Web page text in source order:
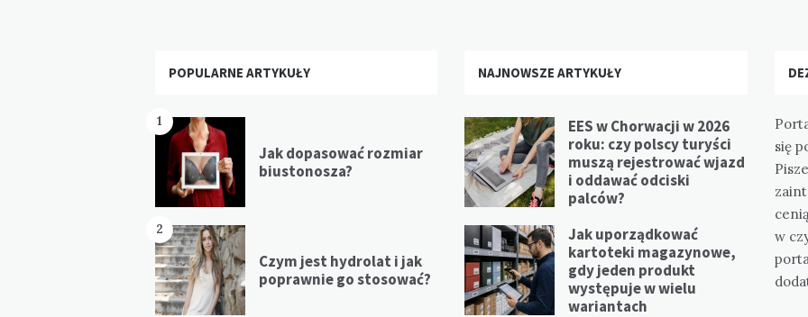
Widgets
POPULARNE ARTYKUŁY
1
Jak dopasować rozmiar
biustonosza?
2
Czym jest hydrolat i jak
poprawnie go stosować?
NAJNOWSZE ARTYKUŁY
EES w Chorwacji w 2026
roku: czy polscy turyści
muszą rejestrować wjazd
i oddawać odciski
palców?
Jak uporządkować
kartoteki magazynowe,
gdy jeden produkt
występuje w wielu
wariantach
się
w